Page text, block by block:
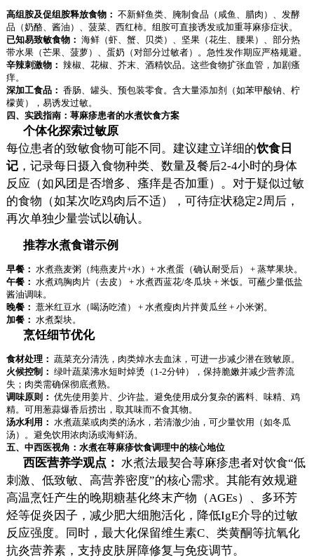
高组胺及促组胺释放食物： 不新鲜鱼类、腌制食品（咸鱼、腊肉）、发酵
品（奶酪、酱油）、菠菜、西红柿。组胺可直接诱发或加重荨麻疹症状。
已知易致敏食物： 海鲜（虾、蟹、贝类）、坚果（花生、腰果）、部分热
带水果（芒果、菠萝）、蛋奶（对部分过敏者）。急性发作期应严格规避。
辛辣刺激物： 辣椒、花椒、芥末、酒精饮品。这些食物扩张血管，加剧瘙
痒。
深加工食品： 香肠、罐头、预包装零食。含大量添加剂（如苯甲酸钠、柠
檬黄），易诱发过敏。
四、实践指南：荨麻疹患者的水煮饮食方案
个体化探索过敏原
每位患者的致敏食物可能不同。建议建立详细的饮食日
记，记录每日摄入食物种类、数量及餐后2-4小时的身体
反应（如风团是否增多、瘙痒是否加重）。对于疑似过敏
的食物（如某次吃鸡肉后不适），可待症状稳定2周后，
再次单独少量尝试以确认。
推荐水煮食谱示例
早餐： 水煮燕麦粥（纯燕麦片+水）+ 水煮蛋（确认耐受后） + 蒸苹果块。
午餐： 水煮鸡胸肉片（去皮） + 水煮西蓝花/冬瓜块 + 米饭。可蘸少量低盐
酱油调味。
晚餐： 薏米红豆水（喝汤吃渣） + 水煮瘦肉片拌黄瓜丝 + 小米粥。
加餐： 水煮梨块。
烹饪细节优化
食材处理： 蔬菜充分清洗，肉类焯水去血沫，可进一步减少潜在致敏原。
火候控制： 绿叶蔬菜沸水短时焯烫（1-2分钟），保持脆嫩并减少营养流
失；肉类需确保彻底煮熟。
调味原则： 优先使用姜片、少许盐。避免使用成分复杂的酱料、味精、鸡
精。可用葱蒜爆香后捞出，取其味而不食其物。
汤水利用： 水煮蔬菜或肉类的汤水，若清澈少油，可少量饮用（如冬瓜
汤）。避免饮用浓肉汤或海鲜汤。
五、中西医视角：水煮在荨麻疹饮食调理中的核心地位
西医营养学观点： 水煮法最契合荨麻疹患者对饮食“低
刺激、低致敏、高营养密度”的核心需求。其能有效规避
高温烹饪产生的晚期糖基化终末产物（AGEs）、多环芳
烃等促炎因子，减少肥大细胞活化，降低IgE介导的过敏
反应强度。同时，最大化保留维生素C、类黄酮等抗氧化
抗炎营养素，支持皮肤屏障修复与免疫调节。